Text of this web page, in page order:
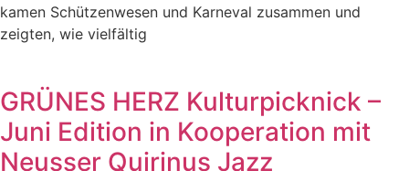
kamen Schützenwesen und Karneval zusammen und
zeigten, wie vielfältig
GRÜNES HERZ Kulturpicknick –
Juni Edition in Kooperation mit
Neusser Quirinus Jazz